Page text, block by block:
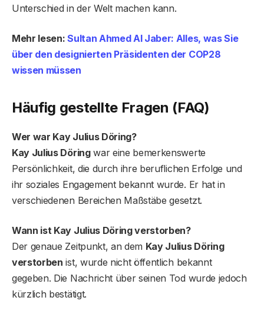
Unterschied in der Welt machen kann.
Mehr lesen:Sultan Ahmed Al Jaber: Alles, was Sie
über den designierten Präsidenten der COP28
wissen müssen
Häufig gestellte Fragen (FAQ)
Wer war Kay Julius Döring?
Kay Julius Döringwar eine bemerkenswerte
Persönlichkeit, die durch ihre beruflichen Erfolge und
ihr soziales Engagement bekannt wurde. Er hat in
verschiedenen Bereichen Maßstäbe gesetzt.
Wann ist Kay Julius Döring verstorben?
Der genaue Zeitpunkt, an dem Kay Julius Döring
verstorben ist, wurde nicht öffentlich bekannt
gegeben. Die Nachricht über seinen Tod wurde jedoch
kürzlich bestätigt.